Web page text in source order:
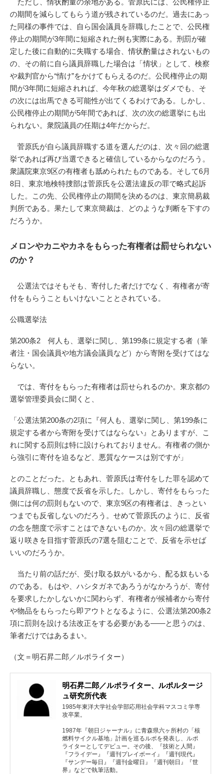
ただし、情状酌量の余地がある。菅原氏には、公民権停止
の期間を減らしてもらう道が残されているのだ。過去にあっ
た同様の事件では、自ら国会議員を辞職したことで、公民権
停止の期間が3年間に短縮された例も実際にある。刑罰が確
定した後に自動的に失職する場合、情状酌量はされないもの
の、その前に自ら議員辞職した場合は「情状」として、検察
や裁判官から“情け”をかけてもらえるのだ。公民権停止の期
間が3年間に短縮されれば、今年秋の総選挙はダメでも、そ
の次には出馬できる可能性が出てくるわけである。しかし、
公民権停止の期間が5年間であれば、次の次の総選挙にも出
られない。衆院議員の任期は4年だからだ。
菅原氏が自ら議員辞職する道を選んだのは、次々回の総選
挙であれば再び当選できると確信しているからなのだろう。
衆議院東京9区の有権者も舐められたものである。そして6月
8日、東京地検特捜部は菅原氏を公選法違反の罪で略式起訴
した。この先、公民権停止の期間を決めるのは、東京簡易裁
判所である。果たして東京簡裁は、どのような判断を下すの
だろうか。
メロンやカニやカネをもらった有権者は罰せられない
のか？
公選法ではそもそも、寄付した者だけでなく、有権者が寄
付をもらうこともいけないこととされている。
公職選挙法
第200条2 何人も、選挙に関し、第199条に規定する者（筆
者注・国会議員や地方議会議員など）から寄附を受けてはな
らない。
では、寄付をもらった有権者は罰せられるのか。東京都の
選挙管理委員会に聞くと、
「公選法第200条の2項に『何人も、選挙に関し、第199条に
規定する者から寄附を受けてはならない』とありますが、こ
れに関する罰則は特に設けられておりません。有権者の側か
ら強引に寄付を迫るなど、悪質なケースは別ですが」
とのことだった。ともあれ、菅原氏は寄付をした罪を認めて
議員辞職し、態度で反省を示した。しかし、寄付をもらった
側には何の罰則もないので、東京9区の有権者は、きっとい
つまでも反省しないのだろう。せめて菅原氏のように、反省
の念を態度で示すことはできないものか。次々回の総選挙で
返り咲きを目指す菅原氏の7選を阻むことで、反省を示せば
いいのだろうか。
当たり前の話だが、受け取る奴がいるから、配る奴もいる
のである。もはや、ハシタガネであろうがなかろうが、寄付
を要求したかしないかに関わらず、有権者が候補者から寄付
や物品をもらったら即アウトとなるように、公選法第200条2
項に罰則を設ける法改正をする必要がある――と思うのは、
筆者だけではあるまい。
（文＝明石昇二郎／ルポライター）
明石昇二郎／ルポライター、ルポルタージ
ュ研究所代表
1985年東洋大学社会学部応用社会学科マスコミ学専
攻卒業。
1987年『朝日ジャーナル』に青森県六ヶ所村の「核
燃料サイクル基地」計画を巡るルポを発表し、ルポ
ライターとしてデビュー。その後、『技術と人間』
『フライデー』『週刊プレイボーイ』『週刊現代』
『サンデー毎日』『週刊金曜日』『週刊朝日』『世
界』などで執筆活動。